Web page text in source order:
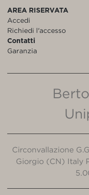
AREA RISERVATA
Accedi
Richiedi l'accesso
Contatti
Garanzia
Circonvallazione
Giorgio (CN) Italy